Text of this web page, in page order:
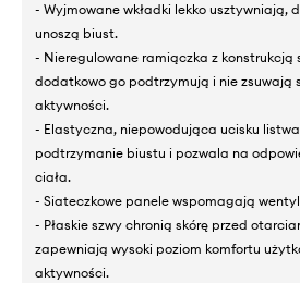
- Wyjmowane wkładki lekko usztywniają,
unoszą biust.
- Nieregulowane ramiączka z
dodatkowo go podtrzymują i nie zsuwają
aktywności.
- Elastyczna, niepowodująca ucisku listwa
podtrzymanie biustu i pozwala na
ciała.
- Siateczkowe panele wspomagają
- Płaskie szwy chronią skórę przed
zapewniają wysoki poziom komfortu
aktywności.